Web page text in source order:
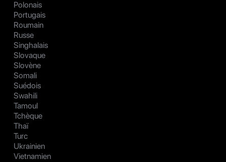
Polonais
Portugais
Roumain
Russe
Singhalais
Slovaque
Slovène
Somali
Suédois
Swahili
Tamoul
Tchèque
Thaï
Turc
Ukrainien
Vietnamien